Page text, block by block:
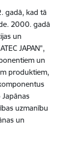
gadā, kad tā
2000. gadā
un
JAPAN",
un
produktiem,
uzmanību
un